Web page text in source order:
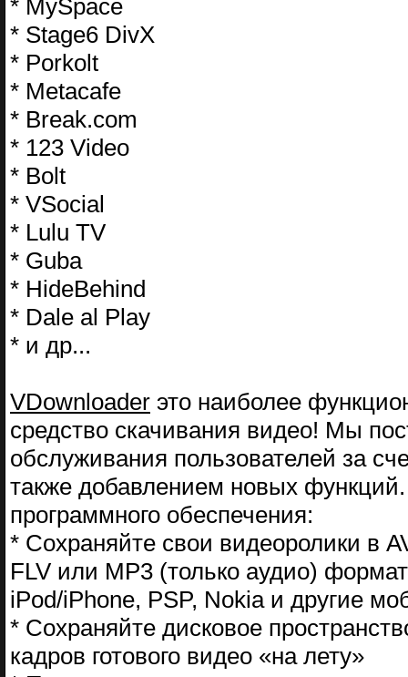
* MySpace
* Stage6 DivX
* Porkolt
* Metacafe
* Break.com
* 123 Video
* Bolt
* VSocial
* Lulu TV
* Guba
* HideBehind
* Dale al Play
* и др...
VDownloader это наиболее
средство скачивания видео! Мы
обслуживания пользователей за
также добавлением новых
программного обеспечения:
* Сохраняйте свои видеоролики в
FLV или MP3 (только аудио)
iPod/iPhone, PSP, Nokia и другие
* Сохраняйте дисковое
кадров готового видео «на лету»